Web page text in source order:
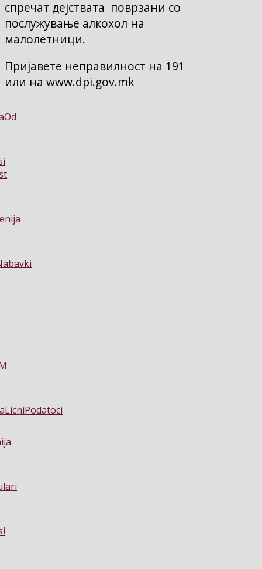
спречат дејствата поврзани со
послужување алкохол на
малолетници.
Пријавете неправилност на 191
или на www.dpi.gov.mk